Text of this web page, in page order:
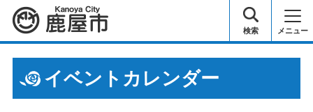
鹿屋市 検索 メニュー
イベントカレンダー